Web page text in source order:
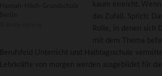
kaum erreicht.
das Zufall. Sprich:
Rolle, in denen sich
mit dem Thema
Berufsfeld Unterricht und Halbtagsschule
Lehrkräfte von morgen werden ausgebildet für